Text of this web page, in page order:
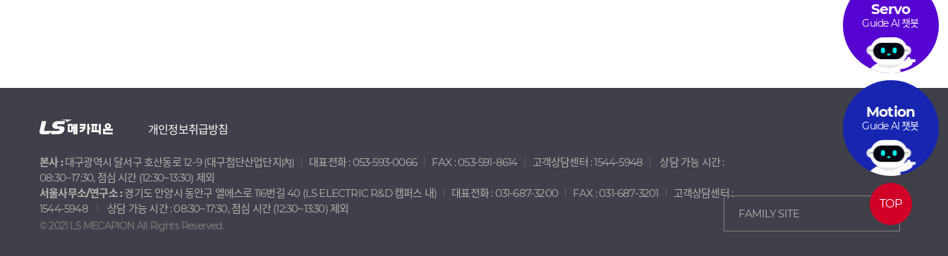
개인정보취급방침
본사 :대구광역시 달서구 호산동로 12-9 (대구첨단산업단지內) 대표전화 : 053-593-0066 FAX : 053-591-8614 고객상담센터 : 1544-5948
상담 가능 시간 :
08:30~17:30, 점심 시간 (12:30~13:30) 제외
서울사무소/연구소 :경기도 안양시 동안구 엘에스로 116번길 40 (LS ELECTRIC R&D 캠퍼스 내) 대표전화 : 031-687-3200 FAX : 031-687-3201
고객상담센터 :
1544-5948
상담 가능 시간 : 08:30~17:30, 점심 시간 (12:30~13:30) 제외
© 2021 LS MECAPION All Rights Reserved.
Servo
Guide AI 챗봇
Motion
Guide AI 챗봇
TOP
FAMILY SITE